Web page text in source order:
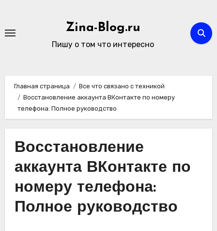
содержимому
Zina-Blog.ru
Пишу о том что интересно
Главная страница
Все что связано с техникой
Восстановление аккаунта ВКонтакте по номеру
телефона: Полное руководство
Восстановление
аккаунта ВКонтакте по
номеру телефона:
Полное руководство